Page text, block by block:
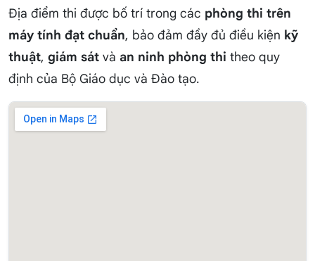
Địa điểm thi được bố trí trong các phòng thi trên
máy tính đạt chuẩn, bảo đảm đầy đủ điều kiện kỹ
thuật, giám sát và an ninh phòng thi theo quy
định của Bộ Giáo dục và Đào tạo.